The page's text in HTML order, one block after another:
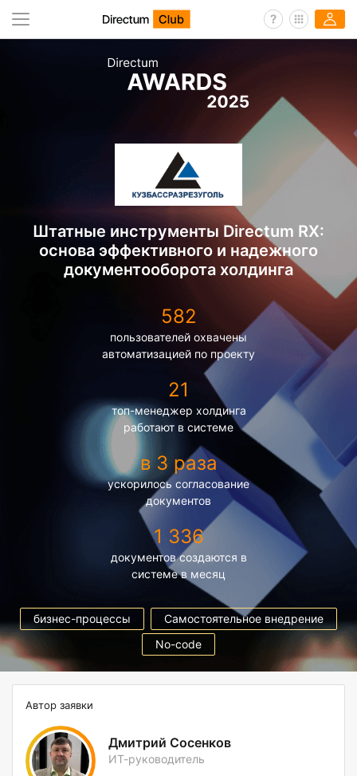
Штатные инструменты Directum RX:
основа эффективного и надежного
документооборота холдинга
582
пользователей охвачены
автоматизацией по проекту
21
топ-менеджер холдинга
работают в системе
в 3 раза
ускорилось согласование
документов
1 336
документов создаются в
системе в месяц
бизнес-процессы
Самостоятельное внедрение
No-code
Автор заявки
Дмитрий Сосенков
ИТ-руководитель